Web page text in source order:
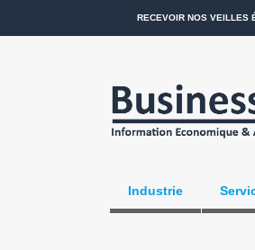
RECEVOIR NOS VEILLES
Industrie